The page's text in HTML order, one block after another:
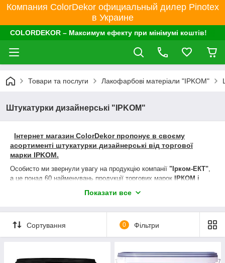
Компания ColorDekor официальный дилер Pinotex
в Украине
COLORDEKOR – Максимум ефекту при мінімумі коштів!
Товари та послуги Лакофарбові матеріали "IPKOM"
Штукатурки дизайнерські "IPKOM"
Інтернет магазин ColorDekor пропонує в своєму
асортименті штукатурки дизайнерські від торгової
марки IPKOM.
Особисто ми звернули увагу на продукцію компанії "Ірком-ЕКТ",
а це понад 60 найменувань продукції торгових марок ІРКОМ і
лакофарбової продукції за цінами, які будуть по кишені будь-
Простота в обігу з лінійкою асортименту, зручність замовлення,
доставка та оплата товару. Насправді високі конкурентні переваги
ступеня складності це та дещиця яка зробить ремонт в Вашому
Показати все
Сортування 0 Фільтри